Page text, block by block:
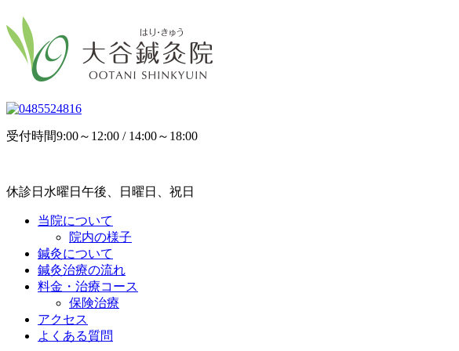
受付時間9:00～12:00 / 14:00～18:00
休診日 水曜日午後、日曜日、祝日
当院について
院内の様子
鍼灸について
鍼灸治療の流れ
料金・治療コース
保険治療
アクセス
よくある質問